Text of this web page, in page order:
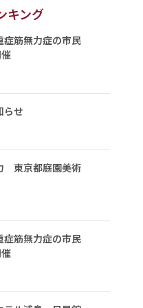
キング
筋無力症の市民
らせ
東京都庭園美術
筋無力症の市民